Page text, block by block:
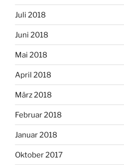
Juli 2018
Juni 2018
Mai 2018
April 2018
März 2018
Februar 2018
Januar 2018
Oktober 2017